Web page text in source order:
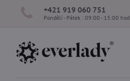
+421 919 060 751
Pondělí - Pátek : 09:00 - 15:00 hod.